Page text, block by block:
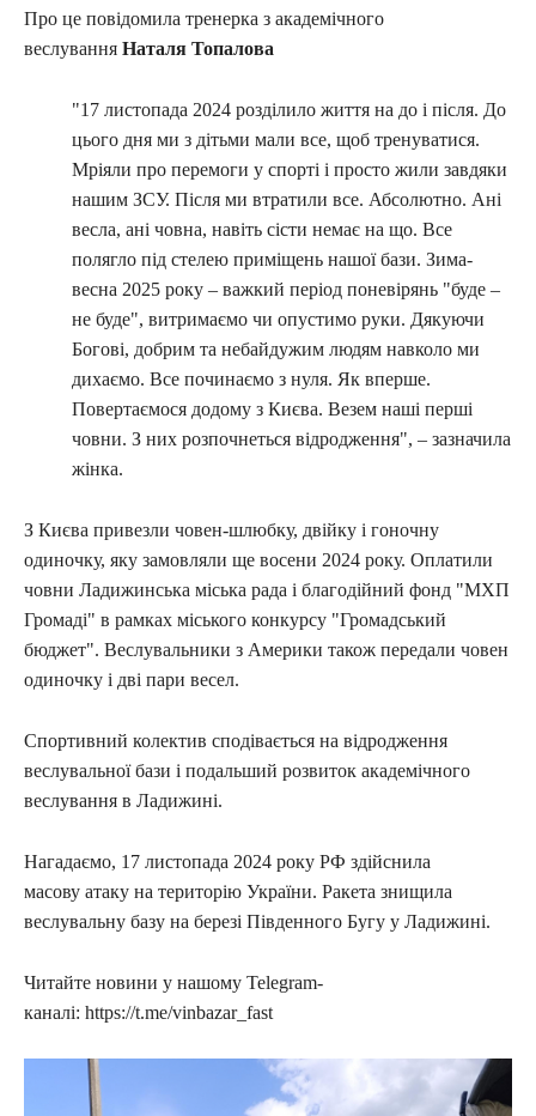
Про це повідомила тренерка з академічного
веслування Наталя Топалова
"17 листопада 2024 розділило життя на до і після. До
цього дня ми з дітьми мали все, щоб тренуватися.
Мріяли про перемоги у спорті і просто жили завдяки
нашим ЗСУ. Після ми втратили все. Абсолютно. Ані
весла, ані човна, навіть сісти немає на що. Все
полягло під стелею приміщень нашої бази. Зима-
весна 2025 року – важкий період поневірянь "буде –
не буде", витримаємо чи опустимо руки. Дякуючи
Богові, добрим та небайдужим людям навколо ми
дихаємо. Все починаємо з нуля. Як вперше.
Повертаємося додому з Києва. Везем наші перші
човни. З них розпочнеться відродження", – зазначила
жінка.
З Києва привезли човен-шлюбку, двійку і гоночну
одиночку, яку замовляли ще восени 2024 року. Оплатили
човни Ладижинська міська рада і благодійний фонд "МХП
Громаді" в рамках міського конкурсу "Громадський
бюджет". Веслувальники з Америки також передали човен
одиночку і дві пари весел.
Спортивний колектив сподівається на відродження
веслувальної бази і подальший розвиток академічного
веслування в Ладижині.
Нагадаємо, 17 листопада 2024 року РФ здійснила
масову атаку на територію України. Ракета знищила
веслувальну базу на березі Південного Бугу у Ладижині.
Читайте новини у нашому Telegram-
каналі: https://t.me/vinbazar_fast